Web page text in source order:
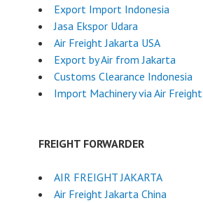
Export Import Indonesia
Jasa Ekspor Udara
Air Freight Jakarta USA
Export by Air from Jakarta
Customs Clearance Indonesia
Import Machinery via Air Freight
FREIGHT FORWARDER
AIR FREIGHT JAKARTA
Air Freight Jakarta China